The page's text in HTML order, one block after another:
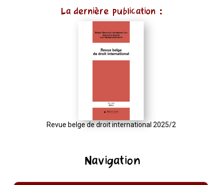
Navigation
La dernière publication :
Revue belge de droit international 2025/2